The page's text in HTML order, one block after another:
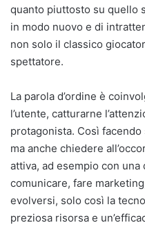
quanto piuttosto su quello
in modo nuovo e di
non solo il classico
spettatore.
La parola d’ordine è
l’utente, catturarne
protagonista. Così
ma anche chiedere
attiva, ad esempio con una
comunicare, fare
evolversi, solo così la
preziosa risorsa e